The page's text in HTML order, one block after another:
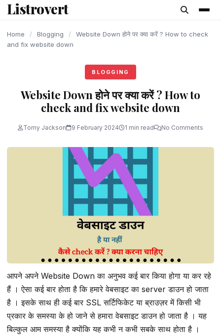
content
Listrovert
Home / Blogging /
Website Down होने पर क्या करें ? How to check
and fix website down
BLOGGING
Website Down होने पर क्या करें ? How to
check and fix website down
Tomy Jackson 9 February 2024 1 min read No Comments
आपने अपने Website Down का अनुभव कई बार किया होगा या कर रहे
हैं । ऐसा कई बार होता है कि हमारे वेबसाइट का server डाउन हो जाता
है । इसके साथ ही कई बार SSL सर्टिफिकेट या ब्राउज़र में किसी भी
प्रकार के समस्या के हो जाने से हमारा वेबसाइट डाउन हो जाता है । यह
बिल्कुल आम समस्या है क्योंकि यह कभी न कभी सबके साथ होता है ।